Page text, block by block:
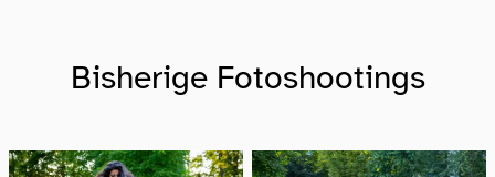
Bisherige Fotoshootings